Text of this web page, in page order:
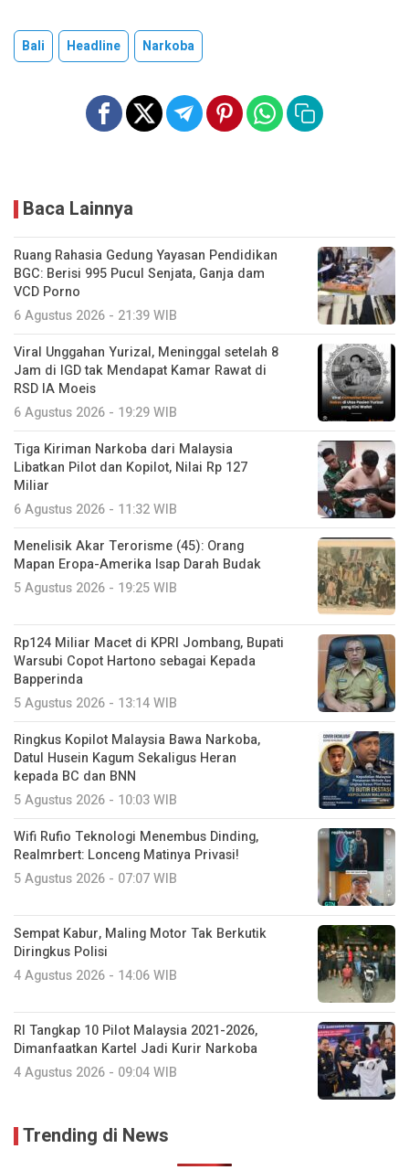
Bali Headline Narkoba
Baca Lainnya
Ruang Rahasia Gedung Yayasan Pendidikan
BGC: Berisi 995 Pucul Senjata, Ganja dam
VCD Porno
6 Agustus 2026 - 21:39 WIB
Viral Unggahan Yurizal, Meninggal setelah 8
Jam di IGD tak Mendapat Kamar Rawat di
RSD IA Moeis
6 Agustus 2026 - 19:29 WIB
Tiga Kiriman Narkoba dari Malaysia
Libatkan Pilot dan Kopilot, Nilai Rp 127
Miliar
6 Agustus 2026 - 11:32 WIB
Menelisik Akar Terorisme (45): Orang
Mapan Eropa-Amerika Isap Darah Budak
5 Agustus 2026 - 19:25 WIB
Rp124 Miliar Macet di KPRI Jombang, Bupati
Warsubi Copot Hartono sebagai Kepada
Bapperinda
5 Agustus 2026 - 13:14 WIB
Ringkus Kopilot Malaysia Bawa Narkoba,
Datul Husein Kagum Sekaligus Heran
kepada BC dan BNN
5 Agustus 2026 - 10:03 WIB
Wifi Rufio Teknologi Menembus Dinding,
Realmrbert: Lonceng Matinya Privasi!
5 Agustus 2026 - 07:07 WIB
Sempat Kabur, Maling Motor Tak Berkutik
Diringkus Polisi
4 Agustus 2026 - 14:06 WIB
RI Tangkap 10 Pilot Malaysia 2021-2026,
Dimanfaatkan Kartel Jadi Kurir Narkoba
4 Agustus 2026 - 09:04 WIB
Trending di News